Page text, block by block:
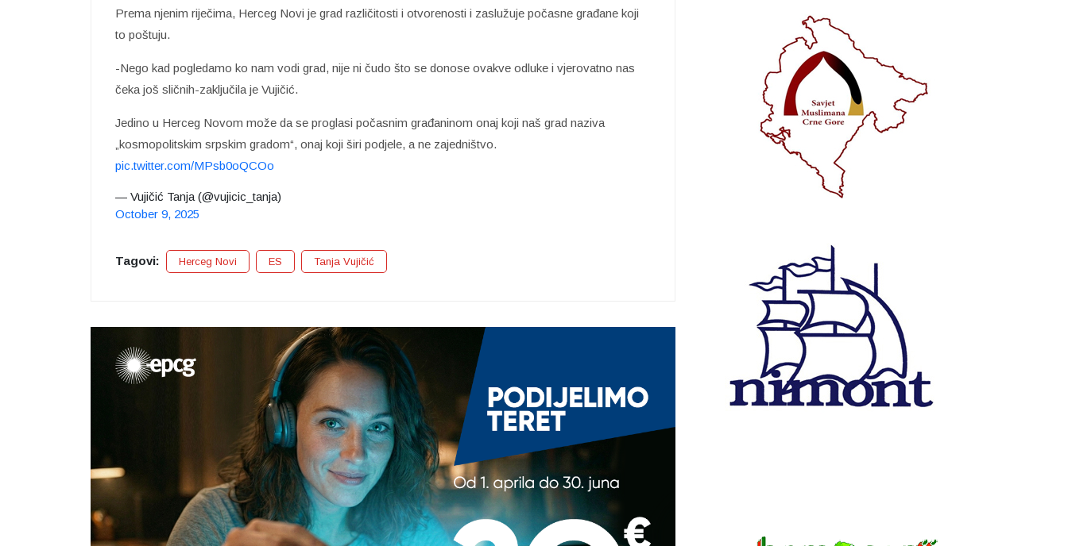
Prema njenim riječima, Herceg Novi je grad različitosti i otvorenosti i zaslužuje počasne građane koji
to poštuju.
-Nego kad pogledamo ko nam vodi grad, nije ni čudo što se donose ovakve odluke i vjerovatno nas
čeka još sličnih-zaključila je Vujičić.
Jedino u Herceg Novom može da se proglasi počasnim građaninom onaj koji naš grad naziva
„kosmopolitskim srpskim gradom“, onaj koji širi podjele, a ne zajedništvo.
pic.twitter.com/MPsb0oQCOo
— Vujičić Tanja (@vujicic_tanja)
October 9, 2025
Tagovi: Herceg Novi ES Tanja Vujičić